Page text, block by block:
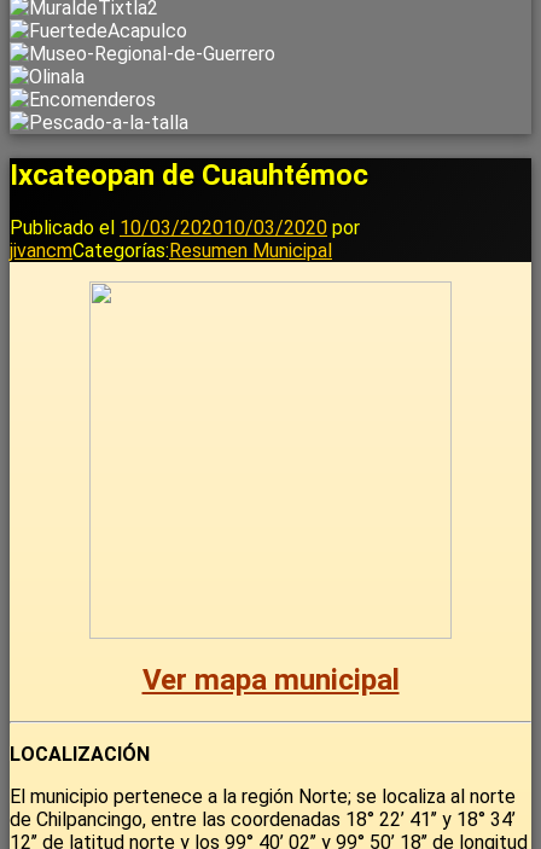
Ixcateopan de Cuauhtémoc
Publicado el 10/03/202010/03/2020 por
jivancmCategorías: Resumen Municipal
Ver mapa municipal
LOCALIZACIÓN
El municipio pertenece a la región Norte; se localiza al norte
de Chilpancingo, entre las coordenadas 18° 22’ 41’’ y 18° 34’
12’’ de latitud norte y los 99° 40’ 02’’ y 99° 50’ 18’’ de longitud